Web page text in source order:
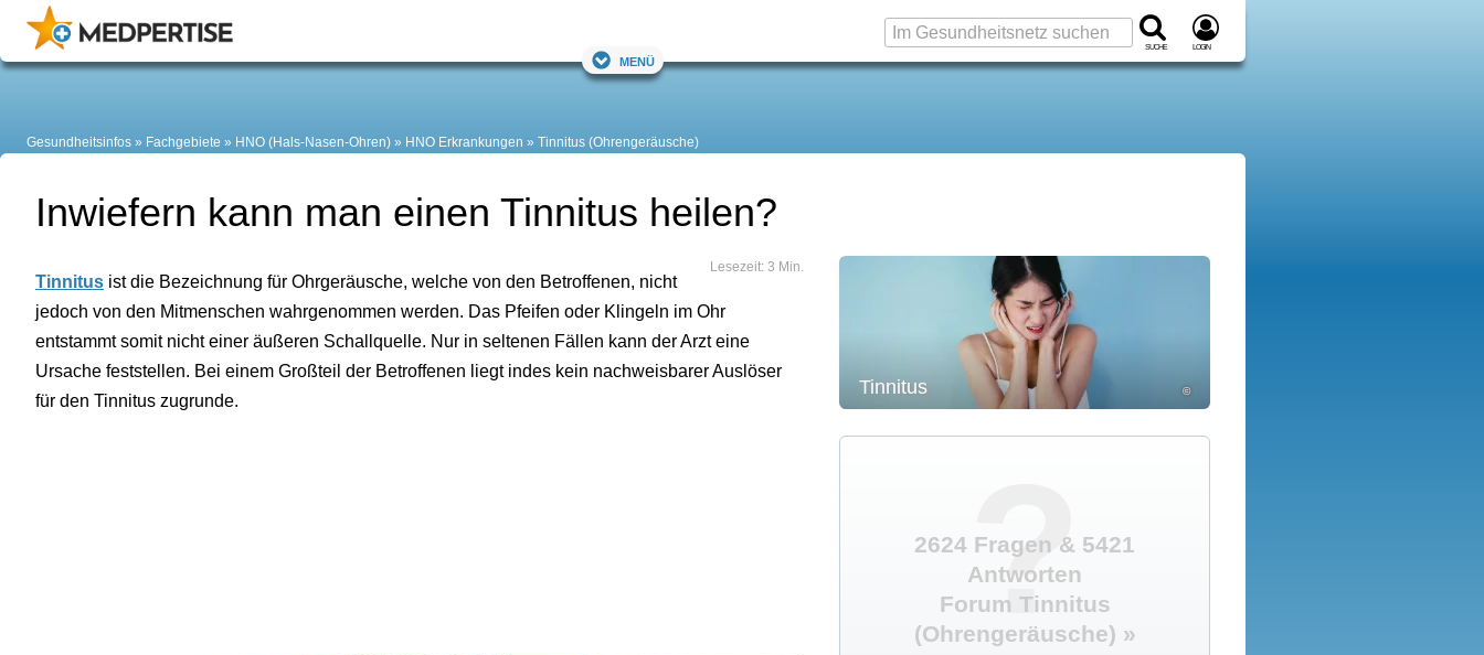
Suche Login
Menü
Gesundheitsinfos Fachgebiete HNO (Hals-Nasen-Ohren) HNO Erkrankungen Tinnitus (Ohrengeräusche)
Inwiefern kann man einen Tinnitus heilen?
Lesezeit: 3 Min.
Tinnitus ist die Bezeichnung für Ohrgeräusche, welche von den Betroffenen, nicht
jedoch von den Mitmenschen wahrgenommen werden. Das Pfeifen oder Klingeln im Ohr
entstammt somit nicht einer äußeren Schallquelle. Nur in seltenen Fällen kann der Arzt eine
Ursache feststellen. Bei einem Großteil der Betroffenen liegt indes kein nachweisbarer Auslöser
für den Tinnitus zugrunde.
Tinnitus ©
?
2624 Fragen & 5421
Antworten
Forum Tinnitus
(Ohrengeräusche) »